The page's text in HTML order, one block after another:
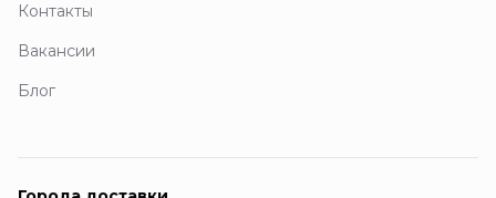
Контакты
Вакансии
Блог